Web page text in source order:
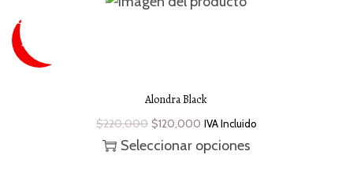
SUPER
-43 %
Alondra Black
$220,000 $120,000 IVA Incluido
Seleccionar opciones